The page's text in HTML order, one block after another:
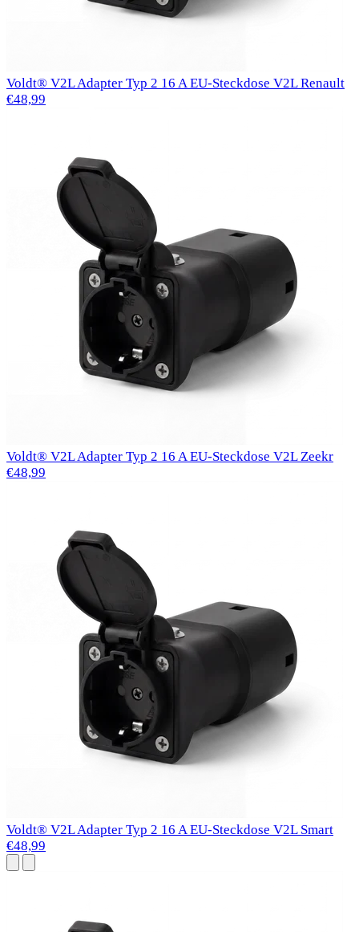
Voldt® V2L Adapter Typ 2 16 A EU-Steckdose V2L Renault
€48,99
Voldt® V2L Adapter Typ 2 16 A EU-Steckdose V2L Zeekr
€48,99
Voldt® V2L Adapter Typ 2 16 A EU-Steckdose V2L Smart
€48,99